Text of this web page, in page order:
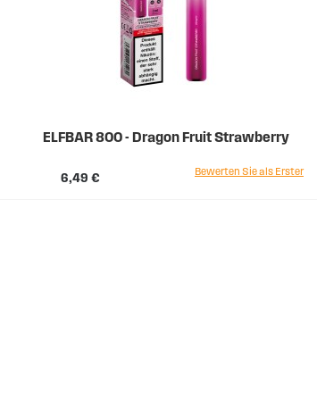
ELFBAR 800 - Dragon Fruit Strawberry
6,49 €
Bewerten Sie als Erster